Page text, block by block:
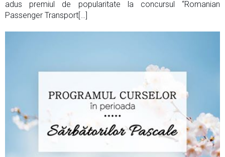
adus premiul de popularitate la concursul “Romanian
Passenger Transport[…]
Read more